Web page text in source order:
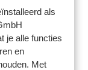
als
je alle functies
en
Met